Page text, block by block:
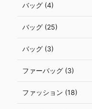
バッグ (4)
バッグ (25)
バッグ (3)
ファーバッグ (3)
ファッション (18)